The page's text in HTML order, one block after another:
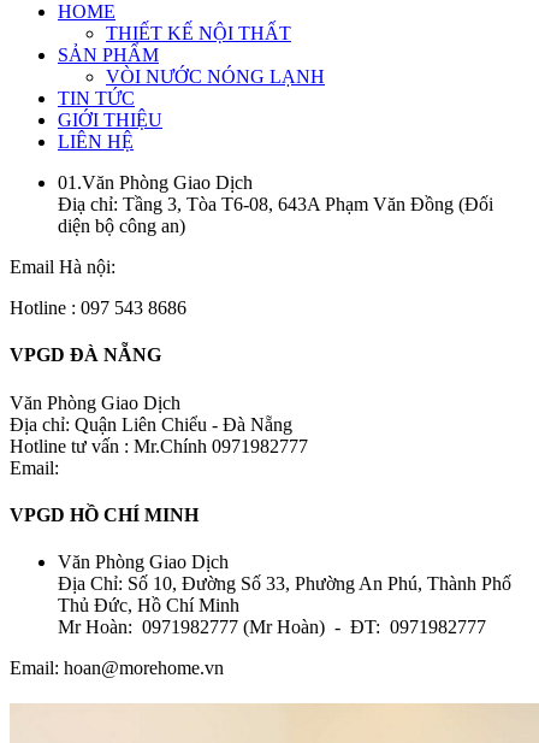
HOME
THIẾT KẾ NỘI THẤT
SẢN PHẨM
VÒI NƯỚC NÓNG LẠNH
TIN TỨC
GIỚI THIỆU
LIÊN HỆ
01.Văn Phòng Giao Dịch
Điạ chỉ: Tầng 3, Tòa T6-08, 643A Phạm Văn Đồng (Đối
diện bộ công an)
Email Hà nội:
Hotline : 097 543 8686
VPGD ĐÀ NẴNG
Văn Phòng Giao Dịch
Địa chỉ: Quận Liên Chiểu - Đà Nẵng
Hotline tư vấn : Mr.Chính 0971982777
Email:
VPGD HỒ CHÍ MINH
Văn Phòng Giao Dịch
Địa Chỉ: Số 10, Đường Số 33, Phường An Phú, Thành Phố
Thủ Đức, Hồ Chí Minh
Mr Hoàn: 0971982777 (Mr Hoàn) - ĐT: 0971982777
Email: hoan@morehome.vn